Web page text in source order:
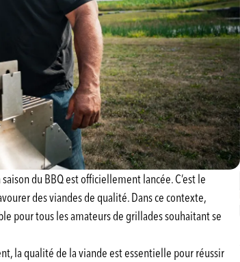
du BBQ est officiellement lancée. C’est le
des viandes de qualité. Dans ce contexte,
pour tous les amateurs de grillades souhaitant se
la qualité de la viande est essentielle pour réussir